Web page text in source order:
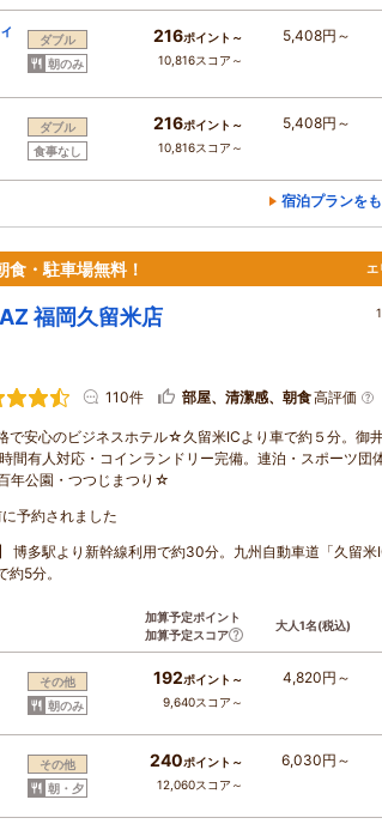
ダブル
朝のみ
216ポイント～
10,816スコア～
5,408円～
ダブル
食事なし
216ポイント～
10,816スコア～
5,408円～
宿泊プランを
・駐車場無料！ エ
福岡久留米店
110件 部屋、清潔感、朝食高評価
で安心のビジネスホテル☆久留米ICより車で約５分。御井
間有人対応・コインランドリー完備。連泊・スポーツ団
年公園・つつじまつり☆
予約されました
博多駅より新幹線利用で約30分。九州自動車道「久留米
約5分。
加算予定ポイント
加算予定スコア
大人1名(税込)
その他
朝のみ
192ポイント～
9,640スコア～
4,820円～
その他
朝・夕
240ポイント～
12,060スコア～
6,030円～